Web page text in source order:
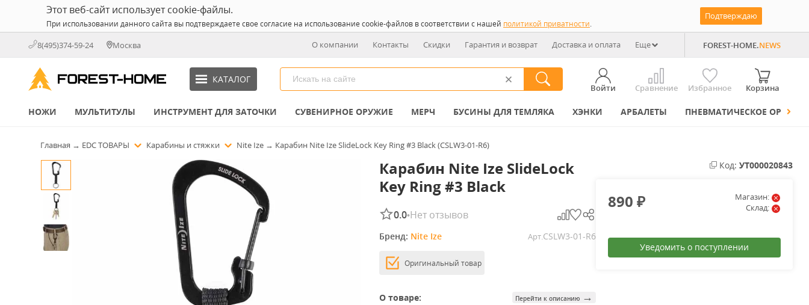
Этот веб-сайт использует cookie-файлы.
При использовании данного сайта вы подтверждаете свое согласие на использование cookie-файлов в соответствии с нашей политикой приватности.
Подтверждаю
8(495)374-59-24 Москва О компании Контакты Скидки Гарантия и возврат Доставка и оплата Еще FOREST-HOME.NEWS
КАТАЛОГ
Войти Сравнение Избранное Корзина
НОЖИ МУЛЬТИТУЛЫ ИНСТРУМЕНТ ДЛЯ ЗАТОЧКИ СУВЕНИРНОЕ ОРУЖИЕ МЕРЧ БУСИНЫ ДЛЯ ТЕМЛЯКА ХЭНКИ АРБАЛЕТЫ ПНЕВМАТИЧЕСКОЕ ОРУЖИЕ
Главная → EDC ТОВАРЫ Карабины и стяжки Nite Ize → Карабин Nite Ize SlideLock Key Ring #3 Black (CSLW3-01-R6)
Карабин Nite Ize SlideLock
Key Ring #3 Black
0.0•Нет отзывов
Бренд: Nite Ize Арт.CSLW3-01-R6
Оригинальный товар
О товаре: Перейти к описанию →
Код: УТ000020843
890₽
Магазин:
Склад:
Уведомить о поступлении